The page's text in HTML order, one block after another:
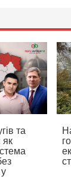
та
як